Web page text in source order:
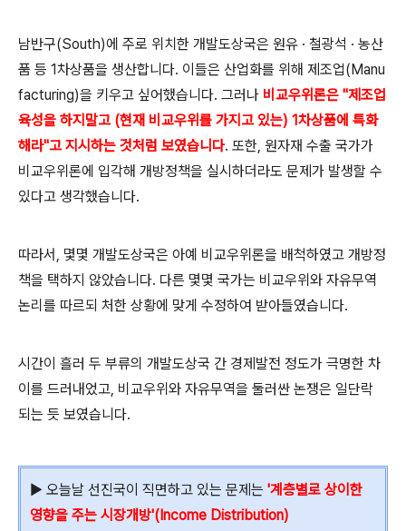
남반구(South)에 주로 위치한 개발도상국은 원유 · 철광석 · 농산
품 등 1차상품을 생산합니다. 이들은 산업화를 위해 제조업(Manu
facturing)을 키우고 싶어했습니다. 그러나 비교우위론은 "제조업
육성을 하지말고 (현재 비교우위를 가지고 있는) 1차상품에 특화
해라"고 지시하는 것처럼 보였습니다. 또한, 원자재 수출 국가가
비교우위론에 입각해 개방정책을 실시하더라도 문제가 발생할 수
있다고 생각했습니다.
따라서, 몇몇 개발도상국은 아예 비교우위론을 배척하였고 개방정
책을 택하지 않았습니다. 다른 몇몇 국가는 비교우위와 자유무역
논리를 따르되 처한 상황에 맞게 수정하여 받아들였습니다.
시간이 흘러 두 부류의 개발도상국 간 경제발전 정도가 극명한 차
이를 드러내었고, 비교우위와 자유무역을 둘러싼 논쟁은 일단락
되는 듯 보였습니다.
▶ 오늘날 선진국이 직면하고 있는 문제는 '계층별로 상이한
영향을 주는 시장개방'(Income Distribution)